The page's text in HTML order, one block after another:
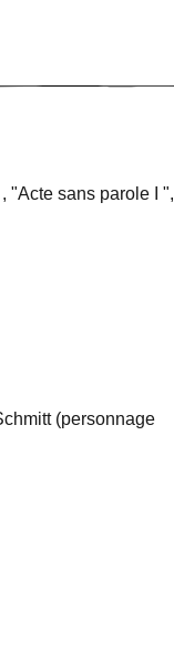
"Acte sans parole I ",
(personnage